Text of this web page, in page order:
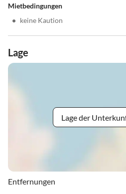
Mietbedingungen
• keine Kaution
Lage
Lage der
Entfernungen